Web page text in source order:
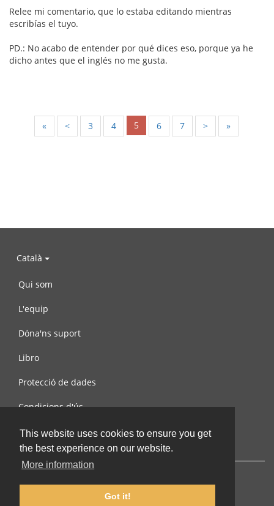
This website uses cookies to ensure you get
the best experience on our website.
More information
Got it!
Relee mi comentario, que lo estaba editando mientras
escribías el tuyo.
PD.: No acabo de entender por qué dices eso, porque ya he
dicho antes que el inglés no me gusta.
« < 3 4 5 6 7 > »
Català
Qui som
L'equip
Dóna'ns suport
Libro
Protecció de dades
Condicions d'ús
Contacta amb nosaltres